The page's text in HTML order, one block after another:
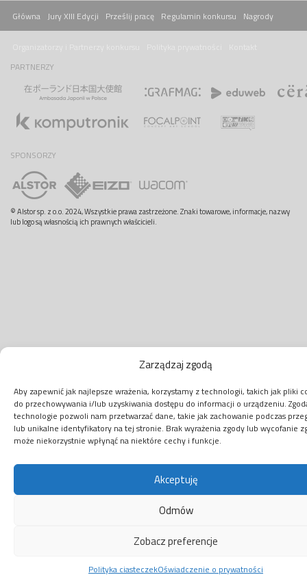
Zarządzaj zgodą
Aby zapewnić jak najlepsze wrażenia, korzystamy z technologii, takich jak pliki
do przechowywania i/lub uzyskiwania dostępu do informacji o urządzeniu.
technologie pozwoli nam przetwarzać dane, takie jak zachowanie podczas
lub unikalne identyfikatory na tej stronie. Brak wyrażenia zgody lub wycofanie
może niekorzystnie wpłynąć na niektóre cechy i funkcje.
Akceptuję
Odmów
Zobacz preferencje
Polityka ciasteczekOświadczenie o prywatności
Główna Jury XIII Edycji Prześlij pracę Regulamin konkursu Nagrody
PARTNERZY
SPONSORZY
© Alstor sp. z o.o. 2024, Wszystkie prawa zastrzeżone. Znaki towarowe, informacje, nazwy
lub logo są własnością ich prawnych właścicieli.